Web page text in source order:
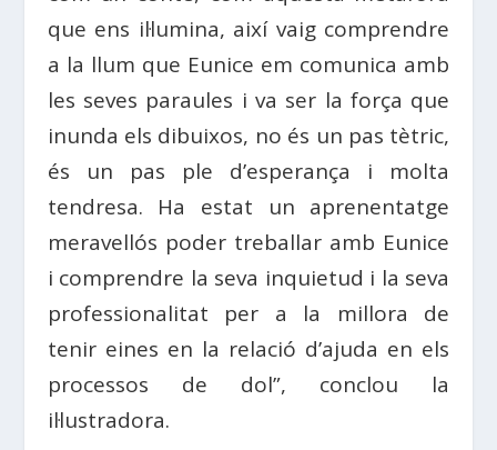
que ens il·lumina, així vaig comprendre
a la llum que Eunice em comunica amb
les seves paraules i va ser la força que
inunda els dibuixos, no és un pas tètric,
és un pas ple d’esperança i molta
tendresa. Ha estat un aprenentatge
meravellós poder treballar amb Eunice
i comprendre la seva inquietud i la seva
professionalitat per a la millora de
tenir eines en la relació d’ajuda en els
processos de dol”, conclou la
il·lustradora.